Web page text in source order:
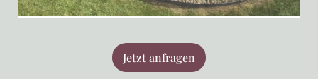
Jetzt anfragen